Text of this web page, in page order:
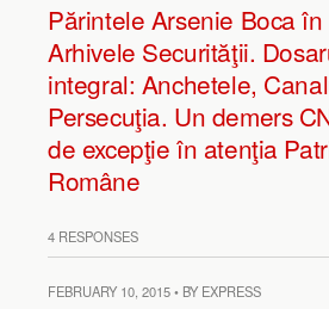
Părintele Arsenie Boca în
Arhivele Securităţii.
integral: Anchetele,
Persecuţia. Un demers
de excepţie în atenţia
Române
4 RESPONSES
FEBRUARY 10, 2015 • BY EXPRESS